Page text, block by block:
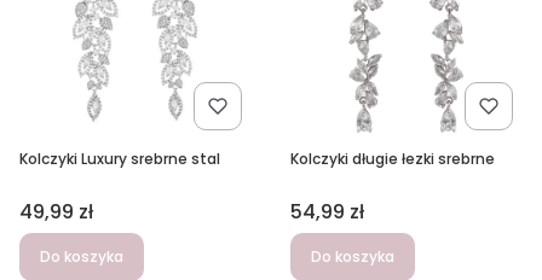
Kolczyki Luxury srebrne stal
Cena
49,99 zł
Do koszyka
Kolczyki długie łezki srebrne
Cena
54,99 zł
Do koszyka